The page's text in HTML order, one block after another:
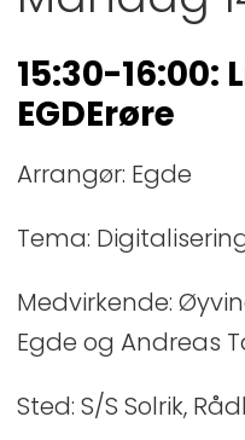
15:30-16:00:
EGDErøre
Arrangør: Egde
Tema:
Medvirkende:
Egde og Andreas
Sted: S/S Solrik,